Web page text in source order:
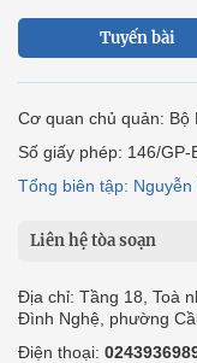
Tuyến bài
Cơ quan chủ quản: Bộ
Số giấy phép: 146/
Tổng biên tập: Nguyễn
Liên hệ tòa soạn
Địa chỉ: Tầng 18, Toà
Đình Nghệ, phường
Điện thoại: